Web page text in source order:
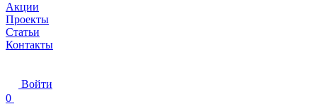
Акции
Проекты
Статьи
Контакты
Войти
0